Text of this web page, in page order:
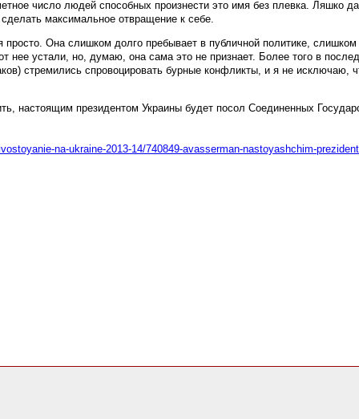
число людей способных произнести это имя без плевка. Ляшко
максимальное отвращение к себе.
Она слишком долго пребывает в публичной политике, слишком
нее устали, но, думаю, она сама это не признает. Более того в
стремились спровоцировать бурные конфликты, и я не исключаю,
настоящим президентом Украины будет посол Соединенных
na-ukraine-2013-14/740849-avasserman-nastoyashchim-